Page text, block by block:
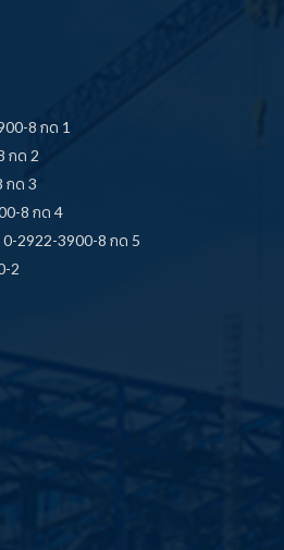
8 กด 1
กด 2
กด 3
8 กด 4
0-2922-3900-8 กด 5
2